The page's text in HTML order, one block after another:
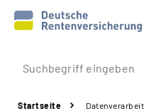
Prävention
Startseite